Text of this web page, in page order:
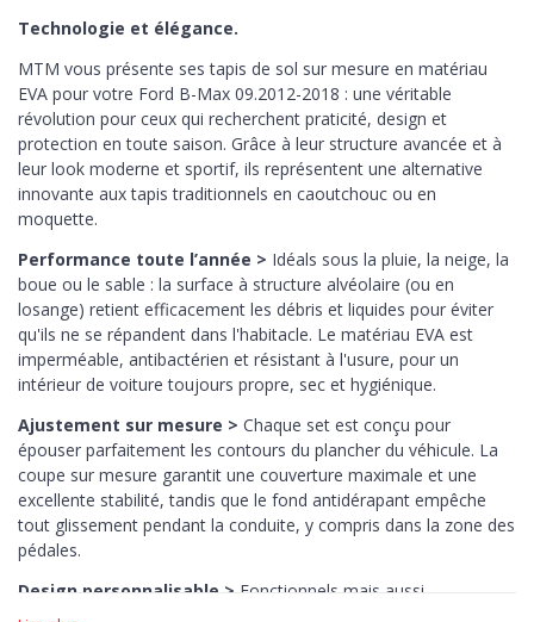
Technologie et élégance.
MTM vous présente ses tapis de sol sur mesure en matériau
EVA pour votre Ford B-Max 09.2012-2018 : une véritable
révolution pour ceux qui recherchent praticité, design et
protection en toute saison. Grâce à leur structure avancée et à
leur look moderne et sportif, ils représentent une alternative
innovante aux tapis traditionnels en caoutchouc ou en
moquette.
Performance toute l’année > Idéals sous la pluie, la neige, la
boue ou le sable : la surface à structure alvéolaire (ou en
losange) retient efficacement les débris et liquides pour éviter
qu'ils ne se répandent dans l'habitacle. Le matériau EVA est
imperméable, antibactérien et résistant à l'usure, pour un
intérieur de voiture toujours propre, sec et hygiénique.
Ajustement sur mesure > Chaque set est conçu pour
épouser parfaitement les contours du plancher du véhicule. La
coupe sur mesure garantit une couverture maximale et une
excellente stabilité, tandis que le fond antidérapant empêche
tout glissement pendant la conduite, y compris dans la zone des
pédales.
Design personnalisable > Fonctionnels mais aussi
esthétiques : les tapis EVA MTM sont disponibles dans une large